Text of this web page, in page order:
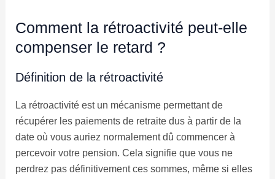
Comment la rétroactivité peut-elle
compenser le retard ?
Définition de la rétroactivité
La rétroactivité est un mécanisme permettant de
récupérer les paiements de retraite dus à partir de la
date où vous auriez normalement dû commencer à
percevoir votre pension. Cela signifie que vous ne
perdrez pas définitivement ces sommes, même si elles